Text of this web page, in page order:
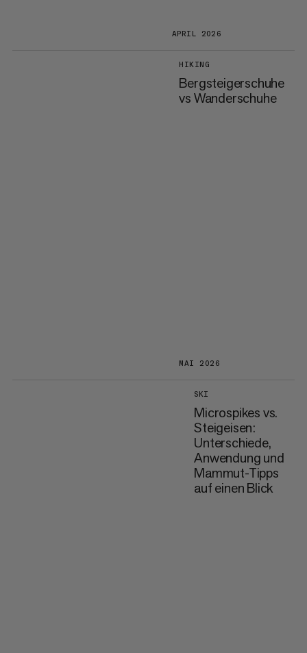
APRIL 2026
HIKING
Bergsteigerschuhe
vs Wanderschuhe
MAI 2026
SKI
Microspikes vs.
Steigeisen:
Unterschiede,
Anwendung und
Mammut-Tipps
auf einen Blick